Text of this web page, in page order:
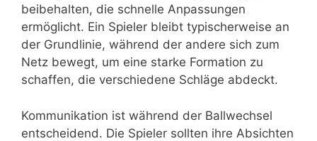
beibehalten, die schnelle Anpassungen
ermöglicht. Ein Spieler bleibt typischerweise an
der Grundlinie, während der andere sich zum
Netz bewegt, um eine starke Formation zu
schaffen, die verschiedene Schläge abdeckt.
Kommunikation ist während der Ballwechsel
entscheidend. Die Spieler sollten ihre Absichten